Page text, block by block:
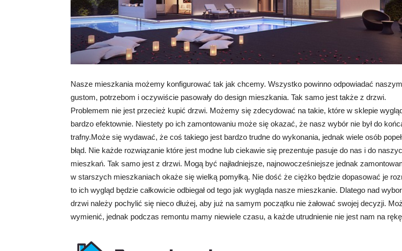
Nasze mieszkania możemy konfigurować tak jak chcemy. Wszystko powinno odpowiadać naszym
gustom, potrzebom i oczywiście pasowały do design mieszkania. Tak samo jest także z drzwi.
Problemem nie jest przecież kupić drzwi. Możemy się zdecydować na takie, które w sklepie
bardzo efektownie. Niestety po ich zamontowaniu może się okazać, że nasz wybór nie był do
trafny.Może się wydawać, że coś takiego jest bardzo trudne do wykonania, jednak wiele osób
błąd. Nie każde rozwiązanie które jest modne lub ciekawie się prezentuje pasuje do nas i do
mieszkań. Tak samo jest z drzwi. Mogą być najładniejsze, najnowocześniejsze jednak
w starszych mieszkaniach okaże się wielką pomyłką. Nie dość że ciężko będzie dopasować je
to ich wygląd będzie całkowicie odbiegał od tego jak wygląda nasze mieszkanie. Dlatego nad
drzwi należy pochylić się nieco dłużej, aby już na samym początku nie żałować swojej decyzji.
wymienić, jednak podczas remontu mamy niewiele czasu, a każde utrudnienie nie jest nam na